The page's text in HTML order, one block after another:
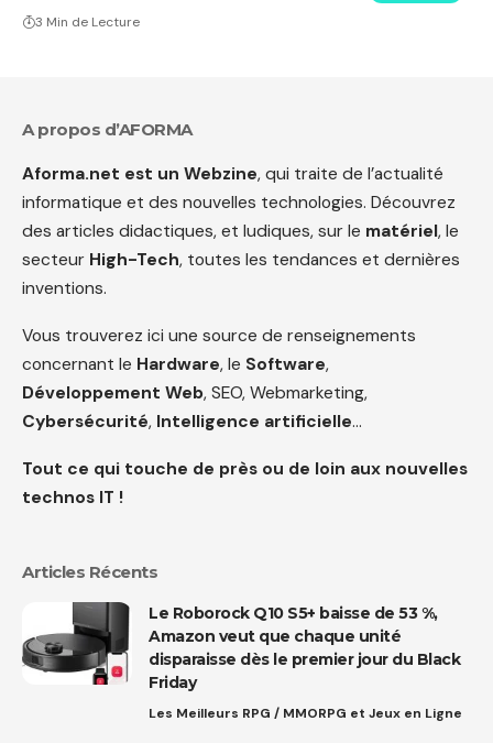
3 Min de Lecture
A propos d’AFORMA
Aforma.net est un Webzine, qui traite de l’actualité
informatique et des nouvelles technologies. Découvrez
des articles didactiques, et ludiques, sur le matériel, le
secteur High-Tech, toutes les tendances et dernières
inventions.
Vous trouverez ici une source de renseignements
concernant le Hardware, le Software,
Développement Web, SEO, Webmarketing,
Cybersécurité, Intelligence artificielle…
Tout ce qui touche de près ou de loin aux nouvelles
technos IT !
Articles Récents
Le Roborock Q10 S5+ baisse de 53 %,
Amazon veut que chaque unité
disparaisse dès le premier jour du Black
Friday
Les Meilleurs RPG / MMORPG et Jeux en Ligne